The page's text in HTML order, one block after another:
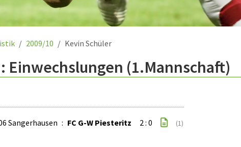
2009/10 Kevin Schüler
Einwechslungen (1.Mannschaft)
Sangerhausen : FC G-W Piesteritz 2 : 0 (1)